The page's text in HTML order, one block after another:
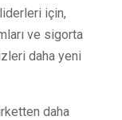
için,
ve sigorta
daha yeni
daha